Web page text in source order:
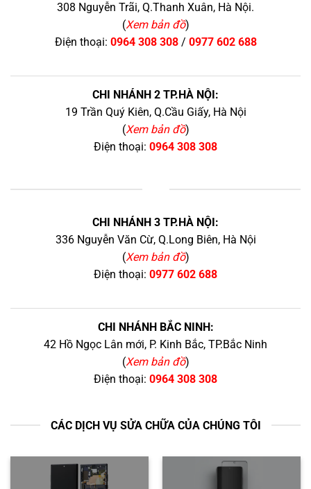
308 Nguyễn Trãi, Q.Thanh Xuân, Hà Nội.
(Xem bản đồ)
Điện thoại: 0964 308 308/ 0977 602 688
CHI NHÁNH 2 TP.HÀ NỘI:
19 Trần Quý Kiên, Q.Cầu Giấy, Hà Nội
(Xem bản đồ)
Điện thoại: 0964 308 308
CHI NHÁNH 3 TP.HÀ NỘI:
336 Nguyễn Văn Cừ, Q.Long Biên, Hà Nội
(Xem bản đồ)
Điện thoại: 0977 602 688
CHI NHÁNH BẮC NINH:
42 Hồ Ngọc Lân mới, P. Kinh Bắc, TP.Bắc Ninh
(Xem bản đồ)
Điện thoại: 0964 308 308
CÁC DỊCH VỤ SỬA CHỮA CỦA CHÚNG TÔI